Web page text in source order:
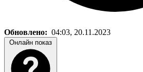
Обновлено: 04:03, 20.11.2023
Онлайн показ